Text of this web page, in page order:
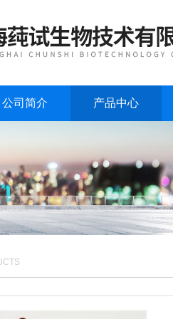
公司简介 产品中心